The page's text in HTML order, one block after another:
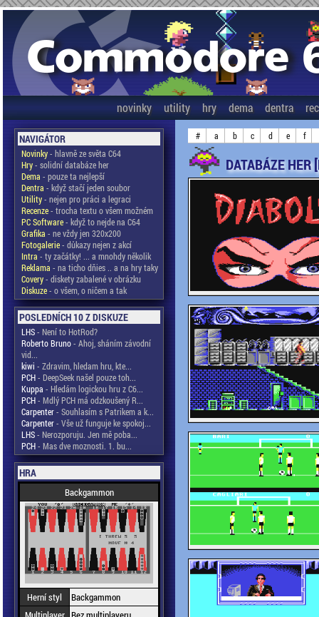
novinky utility hry dema dentra
NAVIGÁTOR
Novinky- hlavně ze světa C64
Hry- solidní databáze her
Dema - pouze ta nejlepší
Dentra - když stačí jeden soubor
Utility- nejen pro práci a legraci
Recenze- trocha textu o všem možném
PC Software- když to nejde na C64
Grafika - ne vždy jen 320x200
Fotogalerie- důkazy nejen z akcí
Intra - ty začátky! ... a mnohdy několik
Reklama - na ticho dňies .. a na hry taky
Covery- diskety zabalené v obrázku
Diskuze- o všem, o ničem a tak
POSLEDNÍCH 10 Z DISKUZE
LHS- Není to HotRod?
Roberto Bruno- Ahoj, sháním závodní
vid...
kiwi - Zdravim, hledam hru, kte...
PCH- DeepSeek našel pouze toh...
Kuppa - Hledám logickou hru z C6...
PCH- Mdlý PCH má odzkoušený R...
Carpenter- Souhlasím s Patrikem a k...
Carpenter- Vše už funguje ke spokoj...
LHS- Nerozporuju. Jen mě poba...
PCH- Mas dve moznosti. 1. bu...
HRA
Backgammon
Herní styl
Backgammon
# a b c d e f
DATABÁZE HER